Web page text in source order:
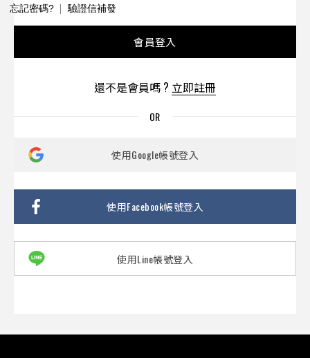
忘記密碼? 驗證信補發
會員登入
還不是會員嗎 ? 立即註冊
使用Google帳號登入
使用Facebook帳號登入
使用Line帳號登入